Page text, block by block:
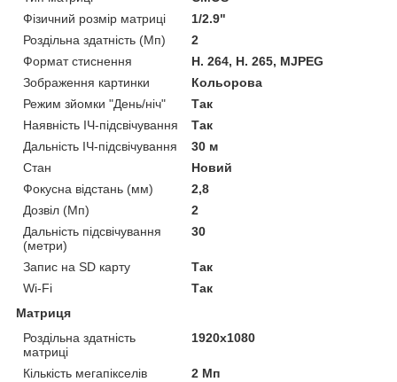
Фізичний розмір матриці
1/2.9"
Роздільна здатність (Мп)
2
Формат стиснення
H. 264, H. 265, MJPEG
Зображення картинки
Кольорова
Режим зйомки "День/ніч"
Так
Наявність ІЧ-підсвічування
Так
Дальність ІЧ-підсвічування
30 м
Стан
Новий
Фокусна відстань (мм)
2,8
Дозвіл (Мп)
2
Дальність підсвічування
(метри)
30
Запис на SD карту
Так
Wi-Fi
Так
Матриця
Роздільна здатність
матриці
1920x1080
Кількість мегапікселів
2 Мп